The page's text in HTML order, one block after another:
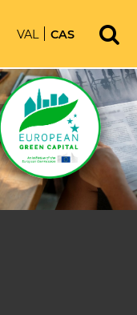
VAL CAS